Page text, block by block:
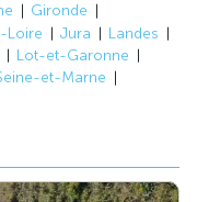
Gironde
Loire Jura
Landes
Lot-et-Garonne
et-Marne